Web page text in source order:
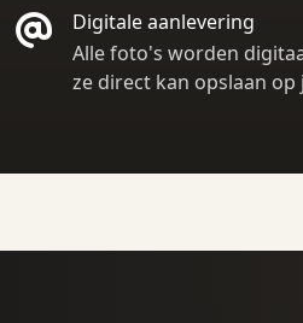
Digitale aanlevering
Alle foto's worden
ze direct kan opslaan